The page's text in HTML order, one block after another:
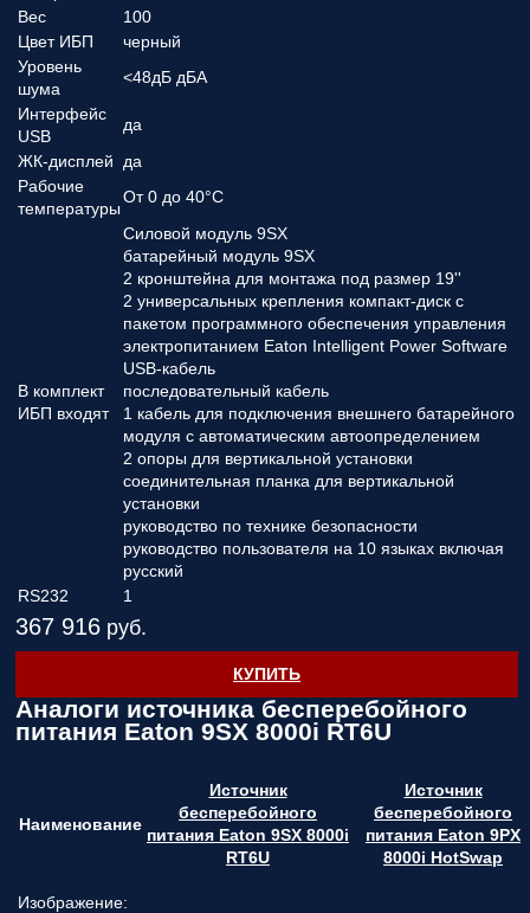
Вес
100
Цвет ИБП
черный
Уровень
шума
<48дБ дБА
Интерфейс
USB
да
ЖК-дисплей
да
Рабочие
температуры
От 0 до 40°C
В комплект
ИБП входят
Силовой модуль 9SX
батарейный модуль 9SX
2 кронштейна для монтажа под размер 19''
2 универсальных крепления компакт-диск с
пакетом программного обеспечения управления
электропитанием Eaton Intelligent Power Software
USB-кабель
последовательный кабель
1 кабель для подключения внешнего батарейного
модуля с автоматическим автоопределением
2 опоры для вертикальной установки
соединительная планка для вертикальной
установки
руководство по технике безопасности
руководство пользователя на 10 языках включая
русский
RS232
1
367 916 руб.
КУПИТЬ
Аналоги источника бесперебойного
питания Eaton 9SX 8000i RT6U
Наименование
Источник
бесперебойного
питания Eaton 9SX 8000i
RT6U
Источник
бесперебойного
питания Eaton 9PX
8000i HotSwap
Изображение: